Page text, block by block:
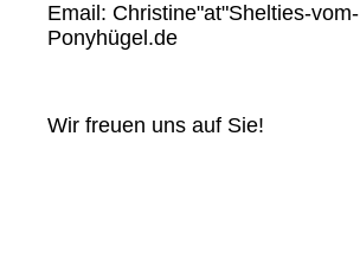
Email: Christine"at"Shelties-vom-
Ponyhügel.de
Wir freuen uns auf Sie!